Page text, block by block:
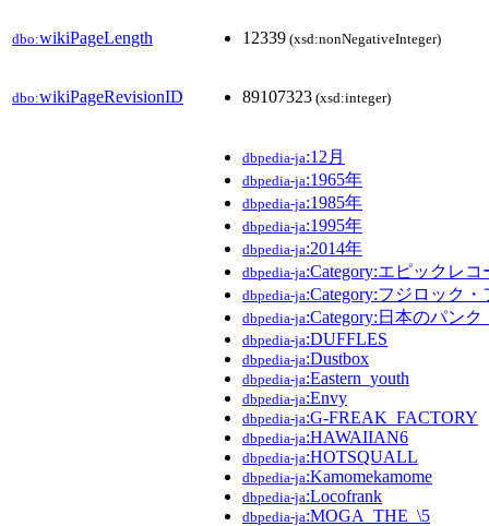
dbo:wikiPageLength 12339 (xsd:nonNegativeInteger)
dbo:wikiPageRevisionID 89107323 (xsd:integer)
dbpedia-ja:12月
dbpedia-ja:1965年
dbpedia-ja:1985年
dbpedia-ja:1995年
dbpedia-ja:2014年
dbpedia-ja:Category:エピックレ
dbpedia-ja:Category:フジロック
dbpedia-ja:Category:日本のパン
dbpedia-ja:DUFFLES
dbpedia-ja:Dustbox
dbpedia-ja:Eastern_youth
dbpedia-ja:Envy
dbpedia-ja:G-FREAK_FACTORY
dbpedia-ja:HAWAIIAN6
dbpedia-ja:HOTSQUALL
dbpedia-ja:Kamomekamome
dbpedia-ja:Locofrank
dbpedia-ja:MOGA_THE_\5